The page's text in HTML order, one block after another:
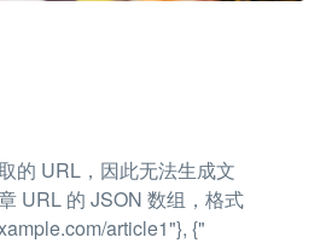
的 URL，因此无法生成文
URL 的 JSON 数组，格式
article1"}, {"